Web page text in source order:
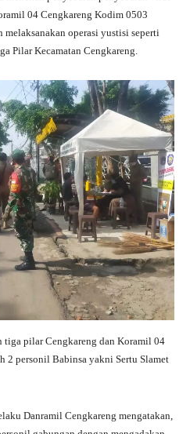
tte
r
re
04 Cengkareng Kodim 0503
melaksanakan operasi yustisi seperti
Pilar Kecamatan Cengkareng.
tiga pilar Cengkareng dan Koramil 04
2 personil Babinsa yakni Sertu Slamet
Danramil Cengkareng mengatakan,